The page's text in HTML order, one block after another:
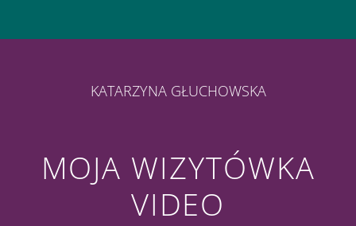
KATARZYNA GŁUCHOWSKA
MOJA WIZYTÓWKA
VIDEO